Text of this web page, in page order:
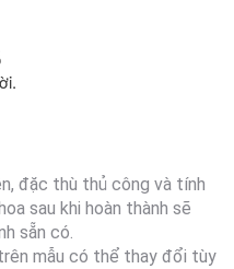
đặc thù thủ công và tính
sau khi hoàn thành sẽ
sẵn có.
mẫu có thể thay đổi tùy